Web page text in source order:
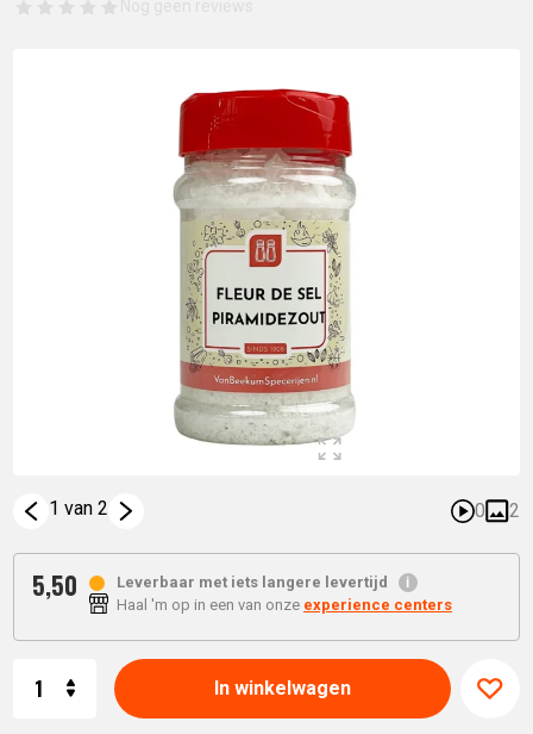
1 van 2 0 2
5,50
Leverbaar met iets langere levertijd
Haal 'm op in een van onze experience centers
In winkelwagen